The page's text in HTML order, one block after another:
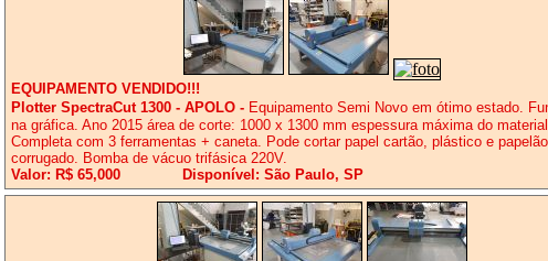
EQUIPAMENTO VENDIDO!!!
Plotter SpectraCut 1300 - APOLO - Equipamento Semi Novo em ótimo estado.
na gráfica. Ano 2015 área de corte: 1000 x 1300 mm espessura máxima do
Completa com 3 ferramentas + caneta. Pode cortar papel cartão, plástico e papelão
corrugado. Bomba de vácuo trifásica 220V.
Valor: R$ 65,000
Disponível: São Paulo, SP